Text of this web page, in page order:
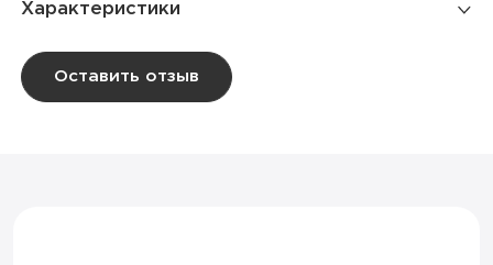
Характеристики
Количество затяжек
Оставить отзыв